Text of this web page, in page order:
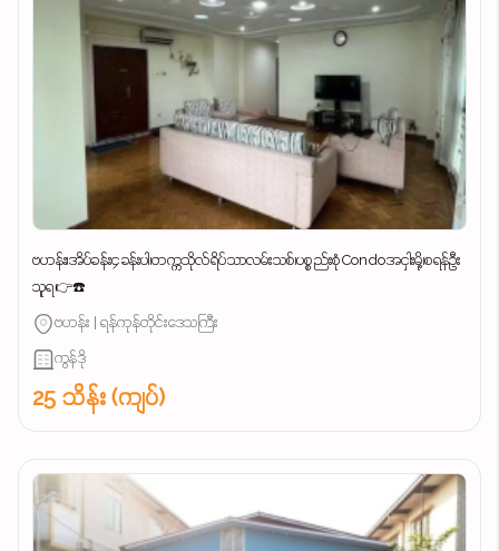
ဗဟန်း၊အိပ်ခန်း၄ခန်းပါ၊တက္ကသိုလ်ရိပ်သာလမ်းသစ်၊ပစ္စည်းစုံCondoအငှါးမို့၊စရန်ဦး
သူရ👉☎️
ဗဟန်း | ရန်ကုန်တိုင်းဒေသကြီး
ကွန်ဒို
25 သိန်း (ကျပ်)